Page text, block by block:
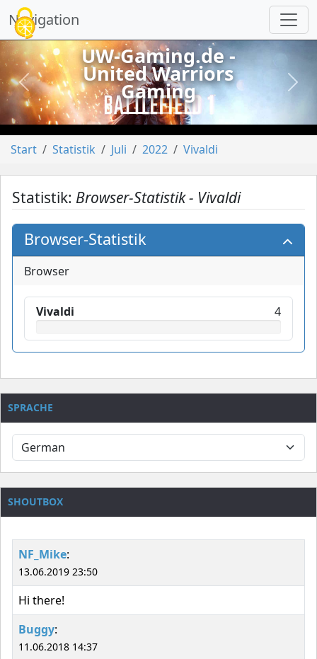
Navigation
vorheriges
UW-Gaming.de -
United Warriors
Gaming
Start Statistik Juli 2022 Vivaldi
Statistik: Browser-Statistik - Vivaldi
Browser-Statistik
Browser
Vivaldi 4
SPRACHE
SHOUTBOX
NF_Mike:
13.06.2019 23:50
Hi there!
Buggy:
11.06.2018 14:37
Cookie-Einstellungen